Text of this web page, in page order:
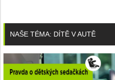
NAŠE TÉMA: DÍTĚ V AUTĚ